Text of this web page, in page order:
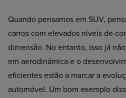
Quando pensamos em SUV,
carros com elevados níveis de
dimensão. No entanto, isso já
em aerodinâmica e o
eficientes estão a marcar a
automóvel. Um bom exemplo